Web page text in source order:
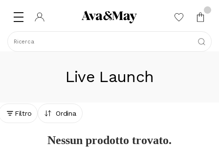
Ricerca
Live Launch
Filtro Ordina
Nessun prodotto trovato.